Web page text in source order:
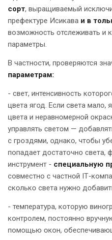
сорт, выращиваемый
префектуре Исикава и в
возможность отслеживать и
параметры.
В частности, проверяются
параметрам:
- свет, интенсивность
цвета ягод. Если света мало,
цвета и неравномерной
управлять светом —
с гроздями, однако, чтобы
попадает достаточно света,
инструмент - специальную
совместно с частной IТ-
сколько света нужно
- температура, которую
контролем, постоянно
помощью окон,